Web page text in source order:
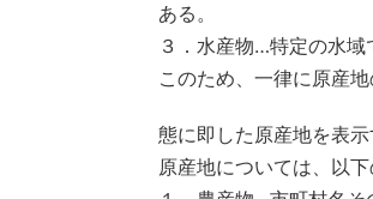
ある。
３．水産物…特定の水域
このため、一律に原産
態に即した原産地を表示
原産地については、以